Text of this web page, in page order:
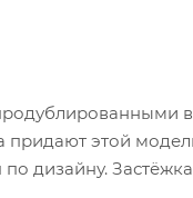
придают этой
дизайну.